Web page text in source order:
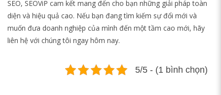
SEO, SEOViP cam kết mang đến cho bạn những giải pháp toàn
diện và hiệu quả cao. Nếu bạn đang tìm kiếm sự đổi mới và
muốn đưa doanh nghiệp của mình đến một tầm cao mới, hãy
liên hệ với chúng tôi ngay hôm nay.
5/5 - (1 bình chọn)